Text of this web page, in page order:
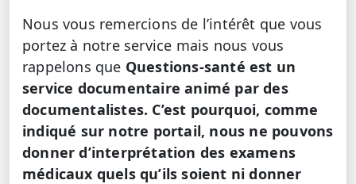
Nous vous remercions de l’intérêt que vous
portez à notre service mais nous vous
rappelons que Questions-santé est un
service documentaire animé par des
documentalistes. C’est pourquoi, comme
indiqué sur notre portail, nous ne pouvons
donner d’interprétation des examens
médicaux quels qu’ils soient ni donner